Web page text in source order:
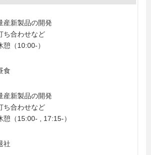
産新製品の開発
ち合わせなど
憩（10:00-）
食
産新製品の開発
ち合わせなど
憩（15:00- , 17:15-）
社